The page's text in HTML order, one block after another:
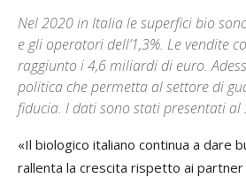
Nel 2020 in Italia le superfici bio
e gli operatori dell’1,3%. Le vendite
raggiunto i 4,6 miliardi di euro.
politica che permetta al settore di
fiducia. I dati sono stati presentati al
«Il biologico italiano continua a dare
rallenta la crescita rispetto ai partner